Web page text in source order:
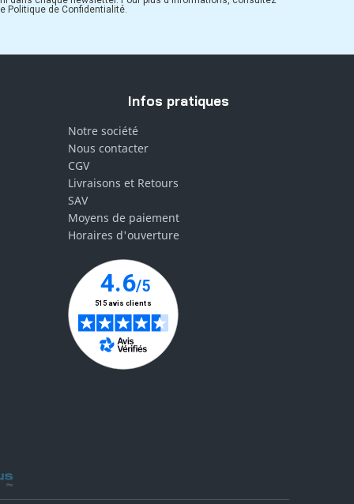
Politique de Confidentialité.
Infos pratiques
Notre société
Nous contacter
CGV
Livraisons et Retours
SAV
Moyens de paiement
Horaires d'ouverture